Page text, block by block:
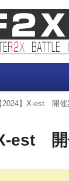
｜X-er（エク
ト）、カケ
ントリー受
2024】X-est 開催
X-est